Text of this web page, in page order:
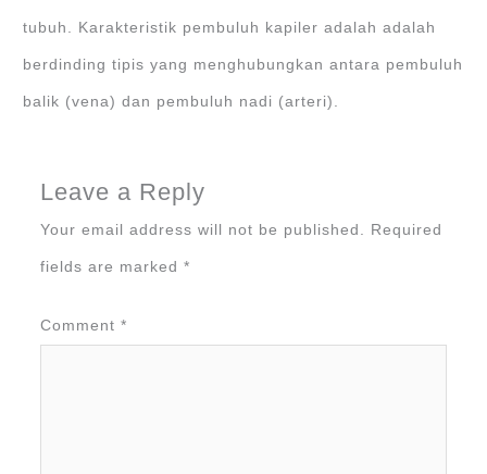
tubuh. Karakteristik pembuluh kapiler adalah adalah
berdinding tipis yang menghubungkan antara pembuluh
balik (vena) dan pembuluh nadi (arteri).
Leave a Reply
Your email address will not be published. Required
fields are marked *
Comment *